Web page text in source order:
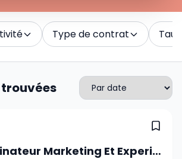
Type de contrat
trouvées
Coordinateur Marketing Et Experience Client